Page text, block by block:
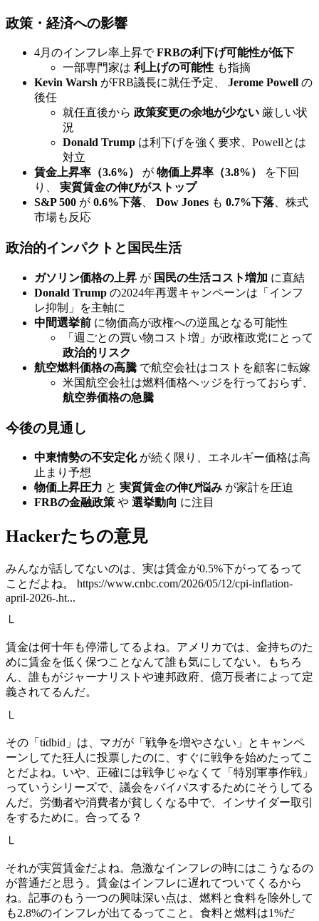
政策・経済への影響
4月のインフレ率上昇でFRBの利下げ可能性が低下
一部専門家は 利上げの可能性 も指摘
Kevin Warsh がFRB議長に就任予定、 Jerome Powell の
後任
就任直後から 政策変更の余地が少ない 厳しい状
況
Donald Trump は利下げを強く要求、Powellとは
対立
賃金上昇率（3.6%）
が 物価上昇率（3.8%）
を下回
り、 実質賃金の伸びがストップ
S&P 500 が 0.6%下落 Dow Jones も 0.7%下落 、株式
市場も反応
政治的インパクトと国民生活
ガソリン価格の上昇 が 国民の生活コスト増加 に直結
Donald Trump の2024年再選キャンペーンは「インフ
レ抑制」を主軸に
中間選挙前 に物価高が政権への逆風となる可能性
「週ごとの買い物コスト増」が政権政党にとって
政治的リスク
航空燃料価格の高騰 で航空会社はコストを顧客に転嫁
米国航空会社は燃料価格ヘッジを行っておらず、
航空券価格の急騰
今後の見通し
中東情勢の不安定化が続く限り、エネルギー価格は高
止まり予想
物価上昇圧力 と 実質賃金の伸び悩み が家計を圧迫
FRBの金融政策 や 選挙動向 に注目
Hackerたちの意見
みんなが話してないのは、実は賃金が0.5%下がってるって
ことだよね。 https://www.cnbc.com/2026/05/12/cpi-inflation-
april-2026-.ht...
└
賃金は何十年も停滞してるよね。アメリカでは、金持ちのた
めに賃金を低く保つことなんて誰も気にしてない。もちろ
ん、誰もがジャーナリストや連邦政府、億万長者によって定
義されてるんだ。
└
その「tidbid」は、マガが「戦争を増やさない」とキャンペ
ーンしてた狂人に投票したのに、すぐに戦争を始めたってこ
とだよね。いや、正確には戦争じゃなくて「特別軍事作戦」
っていうシリーズで、議会をバイパスするためにそうしてる
んだ。労働者や消費者が貧しくなる中で、インサイダー取引
をするために。合ってる？
└
それが実質賃金だよね。急激なインフレの時にはこうなるの
が普通だと思う。賃金はインフレに遅れてついてくるから
ね。記事のもう一つの興味深い点は、燃料と食料を除外して
も2.8%のインフレが出てるってこと。食料と燃料は1%だ